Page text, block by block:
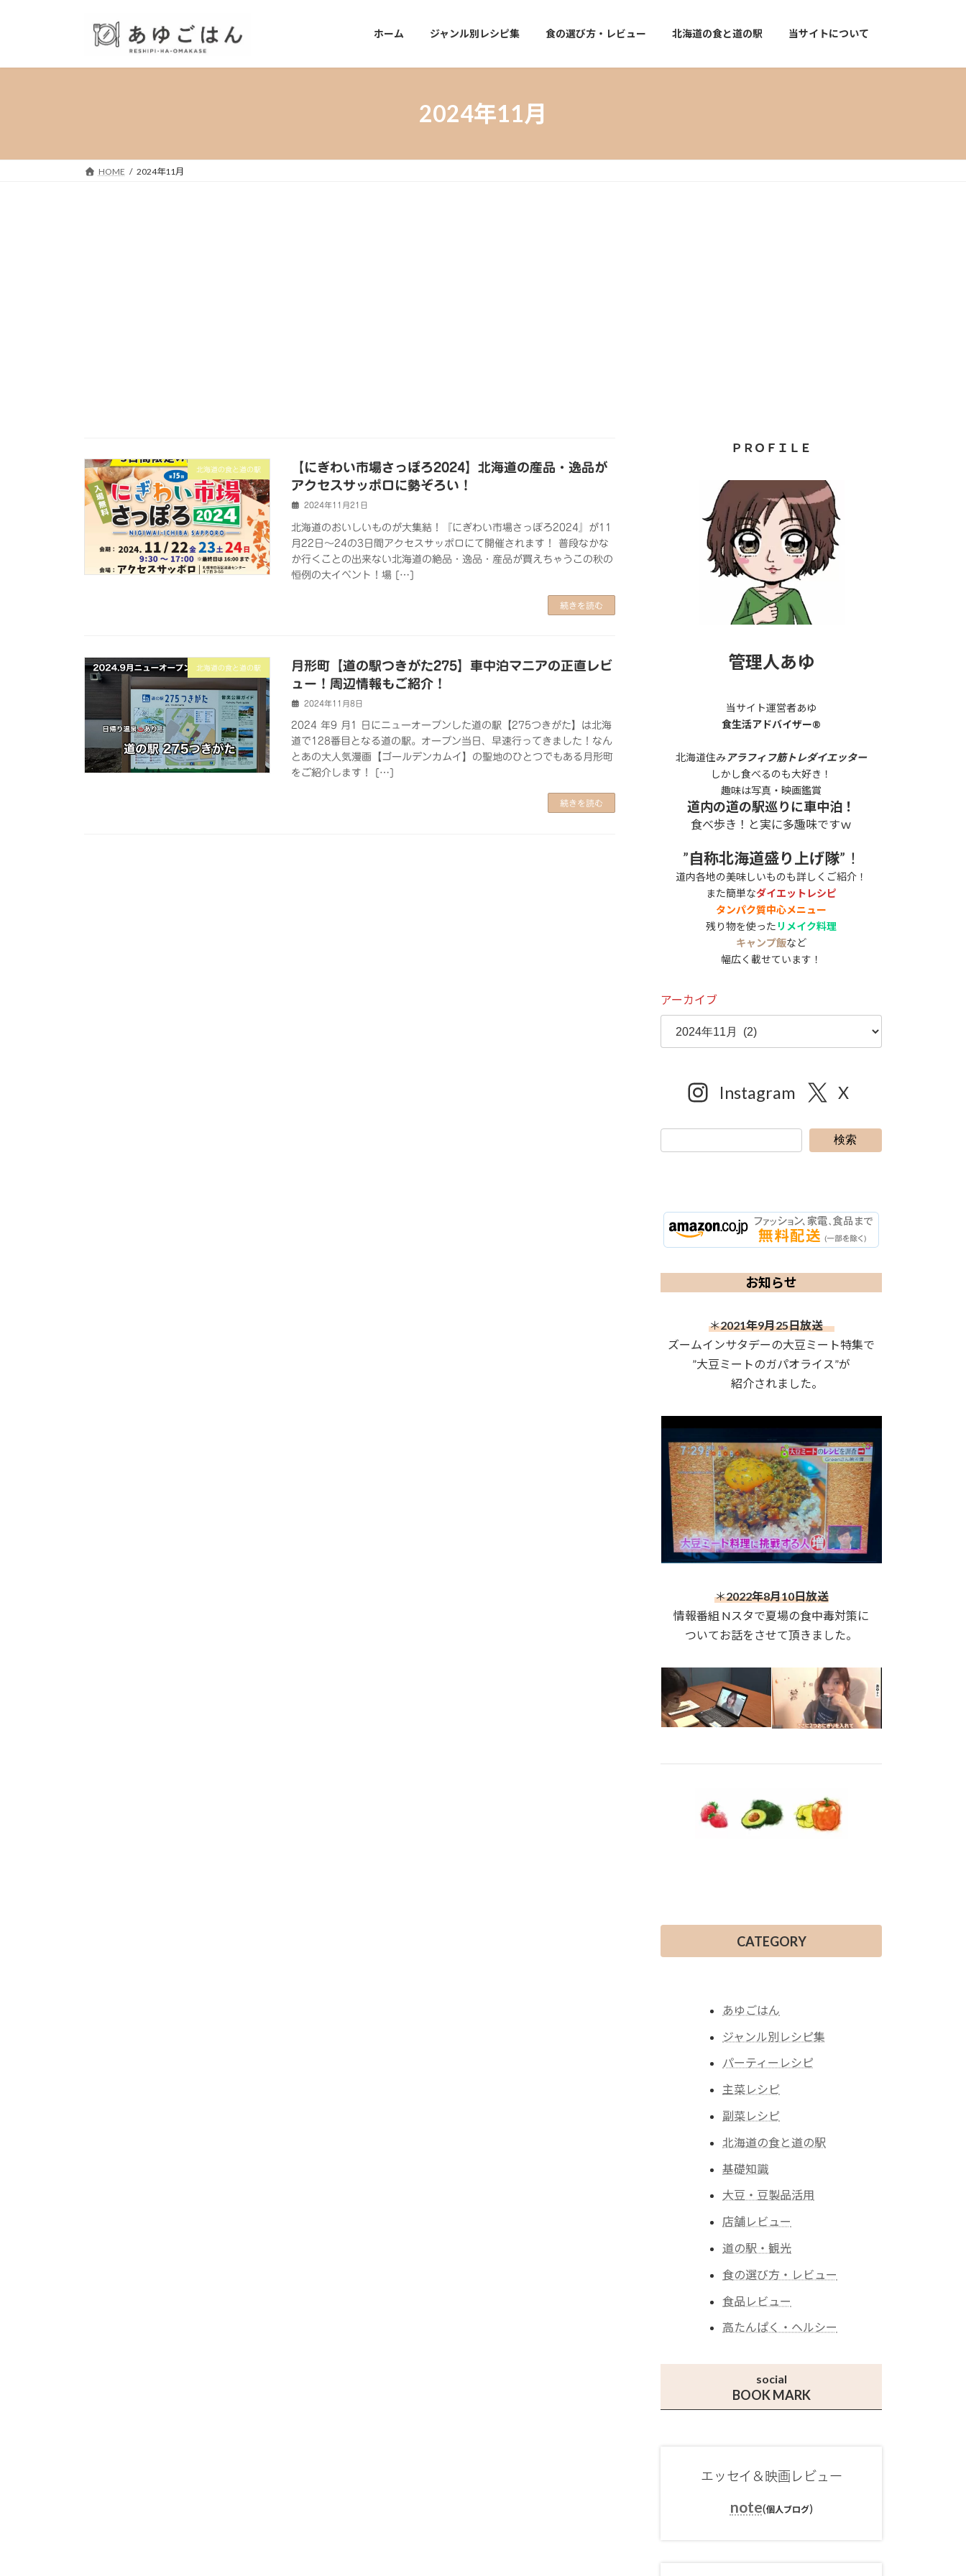
プ
動
ホーム ジャンル別レシピ集 食の選び方・レビュー 北海道の食と道の駅 当サイトについて
2024年11月
HOME 2024年11月
北海道の食と道の駅
【にぎわい市場さっぽろ2024】北海道の産品・逸品が
アクセスサッポロに勢ぞろい！
2024年11月21日
北海道のおいしいものが大集結！『にぎわい市場さっぽろ2024』が11
月22日～24の3日間アクセスサッポロにて開催されます！ 普段なかな
か行くことの出来ない北海道の絶品・逸品・産品が買えちゃうこの秋の
恒例の大イベント！場 […]
続きを読む
北海道の食と道の駅
月形町【道の駅つきがた275】車中泊マニアの正直レビ
ュー！周辺情報もご紹介！
2024年11月8日
2024 年9 月1 日にニューオープンした道の駅【275つきがた】は北海
道で128番目となる道の駅。オープン当日、早速行ってきました！なん
とあの大人気漫画【ゴールデンカムイ】の聖地のひとつでもある月形町
をご紹介します！ […]
続きを読む
ＰＲＯＦＩＬＥ
管理人あゆ
当サイト運営者あゆ
食生活アドバイザー®
北海道住み アラフィフ筋トレダイエッター
しかし食べるのも大好き！
趣味は写真・映画鑑賞
道内の道の駅巡りに車中泊！
食べ歩き！と実に多趣味ですｗ
”自称北海道盛り上げ隊”！
道内各地の美味しいものも詳しくご紹介！
また簡単なダイエットレシピ
タンパク質中心メニュー
残り物を使った リメイク料理
キャンプ飯など
幅広く載せています！
アーカイブ
Instagram X
検索
お知らせ
＊2021年9月25日放送
ズームインサタデーの大豆ミート特集で
”大豆ミートのガパオライス”が
紹介されました。
＊2022年8月10日放送
情報番組 Nスタで夏場の食中毒対策に
ついてお話をさせて頂きました。
CATEGORY
あゆごはん
ジャンル別レシピ集
パーティーレシピ
主菜レシピ
副菜レシピ
北海道の食と道の駅
基礎知識
大豆・豆製品活用
店舗レビュー
道の駅・観光
食の選び方・レビュー
食品レビュー
高たんぱく・ヘルシー
social
BOOK MARK
エッセイ＆映画レビュー
note(個人ブログ)